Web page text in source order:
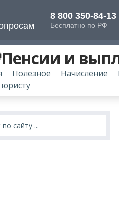
и
Полезное Начисление